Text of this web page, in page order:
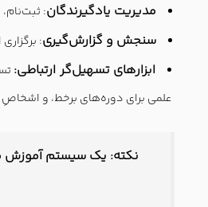
مدیریت یادگیرندگان:
سنجش و گزارش‌گیری:
ابزارهای تسهیل‌گر ارتباطی:
علمی برای دوره‌های برخط، و